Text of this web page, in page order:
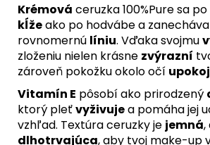
Krémová ceruzka 100%Pure sa
kĺžeako po hodvábe a zanecháva
rovnomernú líniu. Vďaka svojmu
zloženiu nielen krásne zvýrazní
zároveň pokožku okolo očí
Vitamín E pôsobí ako prirodzený
ktorý pleťvyživujea pomáha jej
vzhľad. Textúra ceruzky je jemná,
dlhotrvajúca, aby tvoj make-up